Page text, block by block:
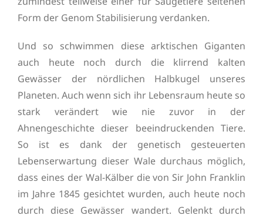
Form der Genom Stabilisierung verdanken.
Und so schwimmen diese arktischen Giganten
auch heute noch durch die klirrend kalten
Gewässer der nördlichen Halbkugel unseres
Planeten. Auch wenn sich ihr Lebensraum heute so
stark verändert wie nie zuvor in der
Ahnengeschichte dieser beeindruckenden Tiere.
So ist es dank der genetisch gesteuerten
Lebenserwartung dieser Wale durchaus möglich,
dass eines der Wal-Kälber die von Sir John Franklin
im Jahre 1845 gesichtet wurden, auch heute noch
durch diese Gewässer wandert. Gelenkt durch